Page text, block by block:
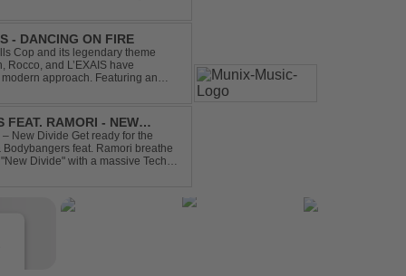
- DANCING ON FIRE
Cop and its legendary theme
Rocco, and L’EXAIS have
approach. Featuring an
FEAT. RAMORI - NEW
New Divide Get ready for the
feat. Ramori breathe
Divide" with a massive Techno